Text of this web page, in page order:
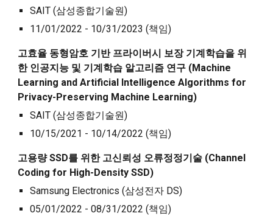
SAIT (삼성종합기술원)
11/01/2022 - 10/31/2023 (책임)
고효율 동형암호 기반 프라이버시 보장 기계학습을 위
한 인공지능 및 기계학습 알고리즘 연구 (Machine
Learning andArtificial ntelligenceA lgorithms for
Privacy- Preserving M achine Learning)
SAIT (삼성종합기술원)
10/15/2021 - 10/14/2022 (책임)
고용량 SSD를 위한 고신뢰성 오류정정기술 (Channel
Coding for H igh- Density SSD)
Samsung Electronics (삼성전자 DS)
05/01/2022 - 08/31/2022 (책임)